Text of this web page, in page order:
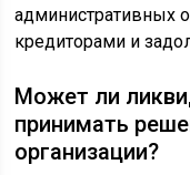
административных
кредиторами и
Может ли
принимать
организации?